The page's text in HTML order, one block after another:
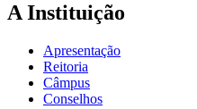
A Instituição
Apresentação
Reitoria
Câmpus
Conselhos